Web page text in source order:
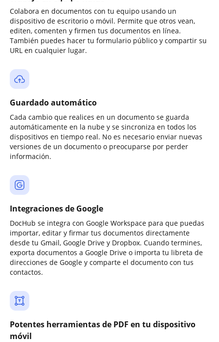
Colabora en documentos con tu equipo usando un
dispositivo de escritorio o móvil. Permite que otros vean,
editen, comenten y firmen tus documentos en línea.
También puedes hacer tu formulario público y compartir su
URL en cualquier lugar.
Guardado automático
Cada cambio que realices en un documento se guarda
automáticamente en la nube y se sincroniza en todos los
dispositivos en tiempo real. No es necesario enviar nuevas
versiones de un documento o preocuparse por perder
información.
Integraciones de Google
DocHub se integra con Google Workspace para que puedas
importar, editar y firmar tus documentos directamente
desde tu Gmail, Google Drive y Dropbox. Cuando termines,
exporta documentos a Google Drive o importa tu libreta de
direcciones de Google y comparte el documento con tus
contactos.
Potentes herramientas de PDF en tu dispositivo
móvil